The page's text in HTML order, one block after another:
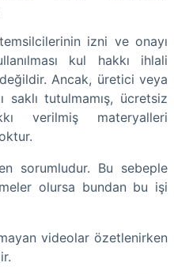
izni ve onayı
kul hakkı ihlali
Ancak, üretici veya
saklı tutulmamış, ücretsiz
verilmiş materyalleri
sorumludur. Bu sebeple
olursa bundan bu işi
videolar özetlenirken